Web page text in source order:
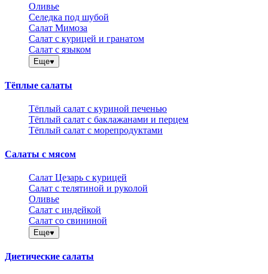
Оливье
Селедка под шубой
Салат Мимоза
Салат с курицей и гранатом
Салат с языком
Еще
Тёплые салаты
Тёплый салат с куриной печенью
Тёплый салат с баклажанами и перцем
Тёплый салат с морепродуктами
Салаты с мясом
Салат Цезарь с курицей
Салат с телятиной и руколой
Оливье
Салат с индейкой
Салат со свининой
Еще
Диетические салаты